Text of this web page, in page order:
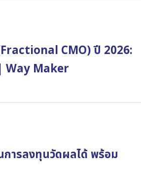
CMO) ปี 2026:
Way Maker
การลงทุนวัดผลได้ พร้อม